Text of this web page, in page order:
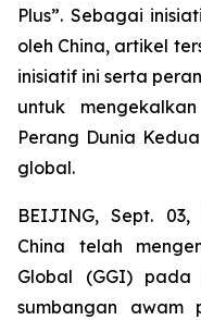
Plus”. Sebagai
oleh China, artikel
inisiatif ini serta
untuk
Perang Dunia
global.
BEIJING, Sept. 03,
China telah
Global (GGI)
sumbangan awam